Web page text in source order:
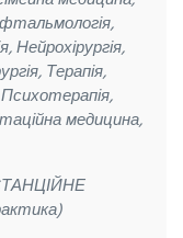
Нейрохірургія,
Терапія,
медицина,